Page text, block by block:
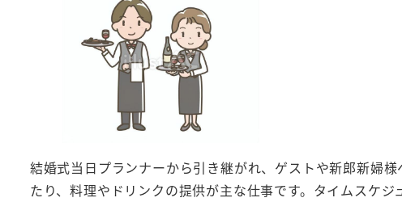
結婚式当日プランナーから引き継がれ、ゲストや新郎新婦
たり、料理やドリンクの提供が主な仕事です。タイムスケ